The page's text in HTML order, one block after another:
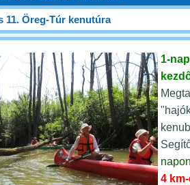
11. Öreg-Túr kenutúra
1-
4